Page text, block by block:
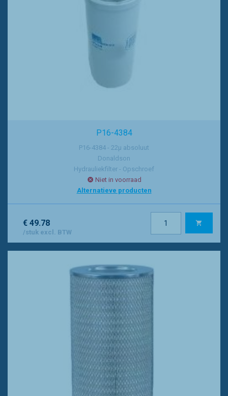
P16-4384
P16-4384 - 22µ absoluut
Donaldson
Hydrauliekfilter - Opschroef
Niet in voorraad
Alternatieve producten
€ 49.78
/stuk excl. BTW